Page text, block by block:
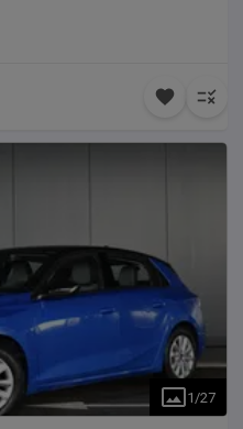
podesive retrovizore sa
priključkom, Držač za
protiv proklizavanja itd... Sva
ili FAP FILTER NA SEBI
naša pristigla vozila prolaze
porez i POTVRDA AUTO-
registracija koju završava
Tehničkog Pregleda za
pri vađenju istih.. Cena
oglasu dati su u najboljoj
Prodavac ne garantuje za
o vozilu i opremi.
1 /27